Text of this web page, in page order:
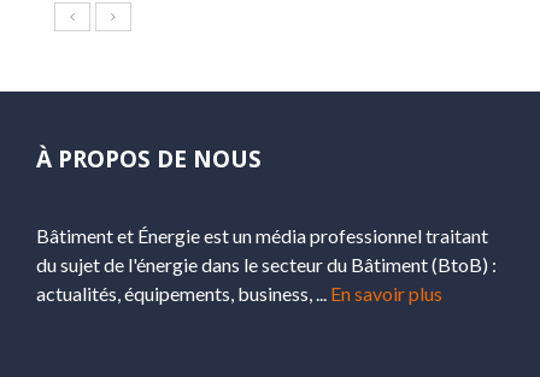
À PROPOS DE NOUS
Bâtiment et Énergie est un média professionnel traitant
du sujet de l'énergie dans le secteur du Bâtiment (BtoB) :
actualités, équipements, business, ... En savoir plus